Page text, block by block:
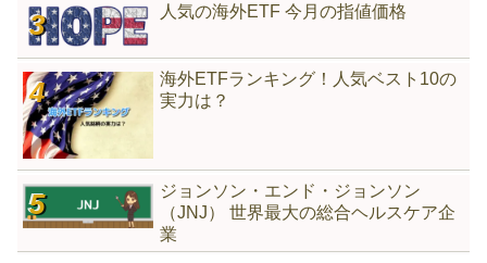
人気の海外ETF 今月の指値価格
海外ETFランキング！人気ベスト10の
実力は？
ジョンソン・エンド・ジョンソン
（JNJ） 世界最大の総合ヘルスケア企
業